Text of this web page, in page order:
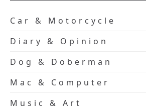
Car & Motorcycle
Diary & Opinion
Dog & Doberman
Mac & Computer
Music & Art